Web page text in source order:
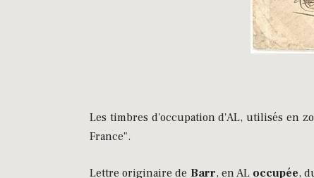
Les timbres d'occupation d'AL, utilisés en
France".
Lettre originaire de Barr, en AL occupée,